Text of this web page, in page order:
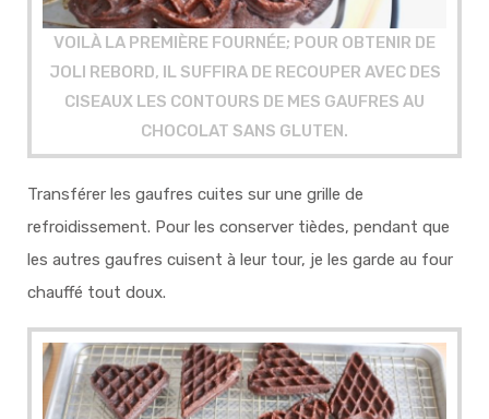
VOILÀ LA PREMIÈRE FOURNÉE; POUR OBTENIR DE
JOLI REBORD, IL SUFFIRA DE RECOUPER AVEC DES
CISEAUX LES CONTOURS DE MES GAUFRES AU
CHOCOLAT SANS GLUTEN.
Transférer les gaufres cuites sur une grille de
refroidissement. Pour les conserver tièdes, pendant que
les autres gaufres cuisent à leur tour, je les garde au four
chauffé tout doux.